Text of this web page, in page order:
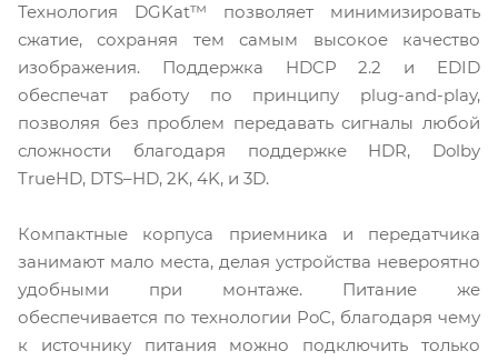
Технология DGKat™ позволяет минимизировать
сжатие, сохраняя тем самым высокое качество
изображения. Поддержка HDCP 2.2 и EDID
обеспечат работу по принципу plug-and-play,
позволяя без проблем передавать сигналы любой
сложности благодаря поддержке HDR, Dolby
TrueHD, DTS–HD, 2K, 4K, и 3D.
Компактные корпуса приемника и передатчика
занимают мало места, делая устройства невероятно
удобными при монтаже. Питание же
обеспечивается по технологии PoC, благодаря чему
к источнику питания можно подключить только